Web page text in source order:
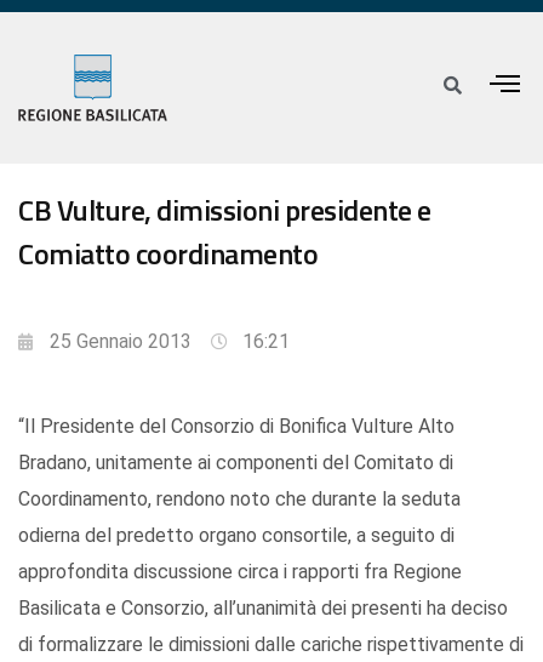
CB Vulture, dimissioni presidente e
Comiatto coordinamento
25 Gennaio 2013 16:21
“Il Presidente del Consorzio di Bonifica Vulture Alto
Bradano, unitamente ai componenti del Comitato di
Coordinamento, rendono noto che durante la seduta
odierna del predetto organo consortile, a seguito di
approfondita discussione circa i rapporti fra Regione
Basilicata e Consorzio, all’unanimità dei presenti ha deciso
di formalizzare le dimissioni dalle cariche rispettivamente di